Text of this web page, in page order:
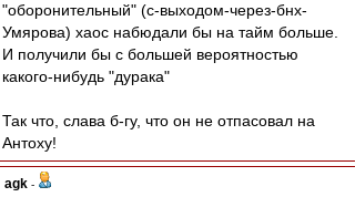
"оборонительный" (с-выходом-через-бнх-
Умярова) хаос набюдали бы на тайм больше.
И получили бы с большей вероятностью
какого-нибудь "дурака"
Так что, слава б-гу, что он не отпасовал на
Антоху!
agk -